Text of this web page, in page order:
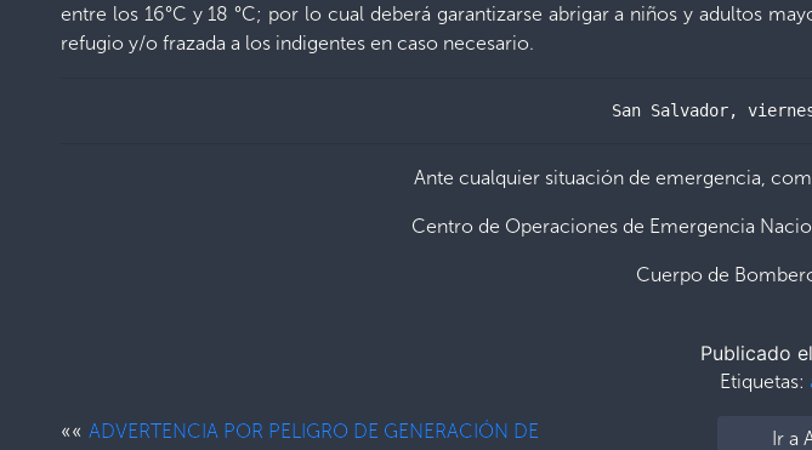
entre los 16°C y 18 °C; por lo cual deberá garantizarse abrigar a niños y adultos
refugio y/o frazada a los indigentes en caso necesario.
San Salvador,
Ante cualquier situación de emergencia,
Centro de Operaciones de Emergencia
Cuerpo de
Publicado
Etiquetas:
«« ADVERTENCIA POR PELIGRO DE GENERACIÓN DE
Ir a